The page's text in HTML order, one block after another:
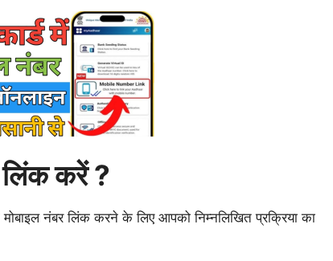
लिंक करें ?
नंबर लिंक करने के लिए आपको निम्नलिखित प्रक्रिया का